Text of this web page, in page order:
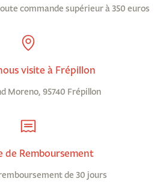
commande supérieur à 350 euros
visite à Frépillon
Moreno, 95740 Frépillon
de Remboursement
de 30 jours